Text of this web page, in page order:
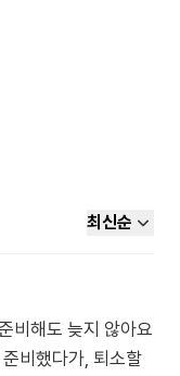
최신순
비해도 늦지 않아요
비했다가, 퇴소할